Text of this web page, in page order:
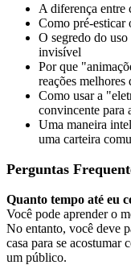
A diferença entre
Como pré-esticar
O segredo do
invisível
Por que
reações
Como usar a
convincente para
Uma maneira
uma carteira
Perguntas
Quanto tempo até eu
Você pode aprender o
No entanto, você deve
casa para se acostumar
um público.